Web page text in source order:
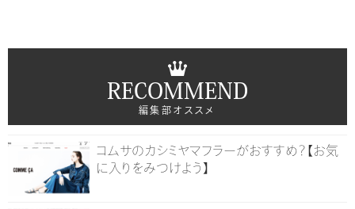
RECOMMEND
編集部オススメ
コムサのカシミヤマフラーがおすすめ？【お気
に入りをみつけよう】